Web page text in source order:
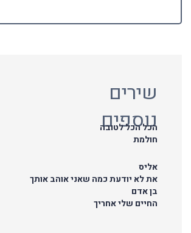
שירים
נוספים
הכל הכל לטובה
חולמת
אליס
את לא יודעת כמה שאני אוהב אותך
בן אדם
החיים שלי אחריך